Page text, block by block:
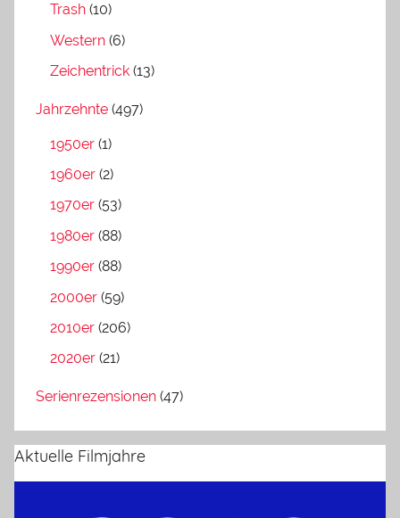
Trash (10)
Western (6)
Zeichentrick (13)
Jahrzehnte (497)
1950er (1)
1960er (2)
1970er (53)
1980er (88)
1990er (88)
2000er (59)
2010er (206)
2020er (21)
Serienrezensionen (47)
Aktuelle Filmjahre